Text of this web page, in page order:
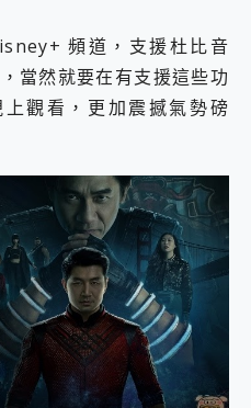
頻道，支援杜比音
當然就要在有支援這些功
觀看，更加震撼氣勢磅